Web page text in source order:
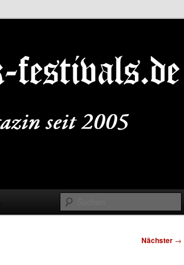
Nächster →